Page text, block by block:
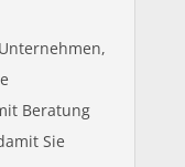
Beratung
Sie